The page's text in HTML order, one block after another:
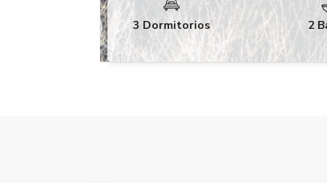
3 Dormitorios 2